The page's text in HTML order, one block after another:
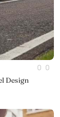
0 0
Design